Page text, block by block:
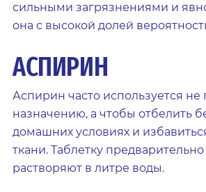
сильными загрязнениями и
она с высокой долей
АСПИРИН
Аспирин часто используется
назначению, а чтобы отбелить
домашних условиях и
ткани. Таблетку
растворяют в литре воды.